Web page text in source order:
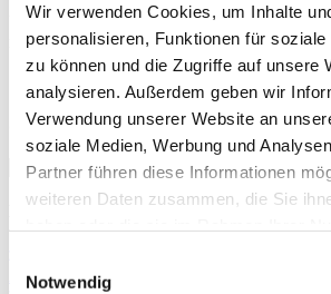
Wir verwenden Cookies, um Inhalte
personalisieren, Funktionen für soziale
zu können und die Zugriffe auf unsere
analysieren. Außerdem geben wir
Verwendung unserer Website an
soziale Medien, Werbung und
Partner führen diese Informationen
weiteren Daten zusammen, die Sie
Notwendig
Um den Preis zu sehen und bestellen zu
registriert und eingeloggt sein.
Sortierung
Kategorien
Alle(287)